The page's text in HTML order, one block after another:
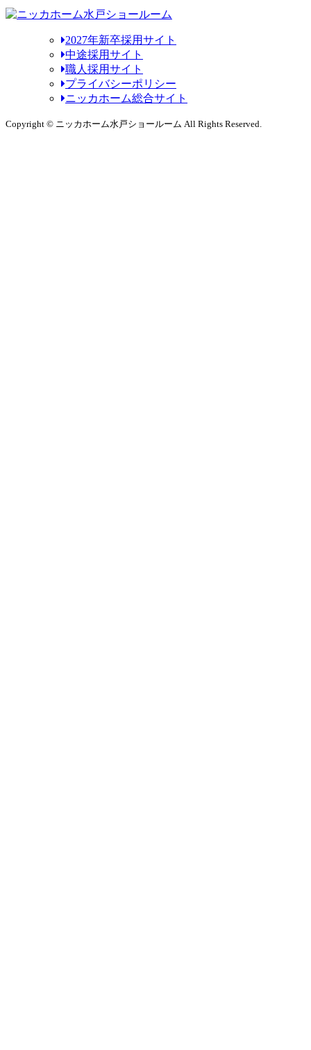
2027年新卒採用サイト
中途採用サイト
職人採用サイト
プライバシーポリシー
ニッカホーム総合サイト
Copyright © ニッカホーム水戸ショールーム All Rights Reserved.